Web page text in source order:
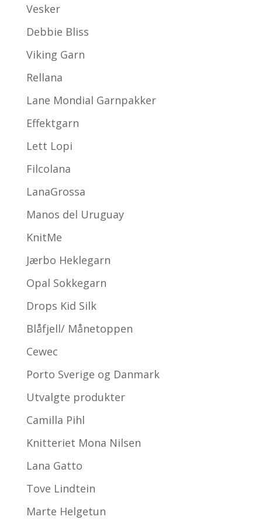
Vesker
Debbie Bliss
Viking Garn
Rellana
Lane Mondial Garnpakker
Effektgarn
Lett Lopi
Filcolana
LanaGrossa
Manos del Uruguay
KnitMe
Jærbo Heklegarn
Opal Sokkegarn
Drops Kid Silk
Blåfjell/ Månetoppen
Cewec
Porto Sverige og Danmark
Utvalgte produkter
Camilla Pihl
Knitteriet Mona Nilsen
Lana Gatto
Tove Lindtein
Marte Helgetun